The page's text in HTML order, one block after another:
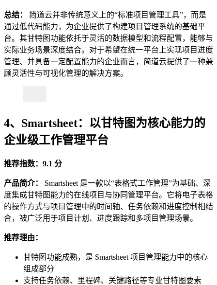
总结：
简道云并非传统意义上的“标准项目管理工具”，而是
通过低代码能力，为企业提供了构建项目管理系统的基础平
台。其甘特图功能依托于灵活的数据模型和流程配置，能够与
实际业务场景深度结合。对于希望在统一平台上实现项目进度
管理、并具备一定配置能力的企业而言，简道云提供了一种兼
顾灵活性与可视化管理的解决方案。
4、Smartsheet：以甘特图为核心能力的
企业级工作管理平台
推荐指数：9.1 分
产品简介：
Smartsheet 是一款以“表格式工作管理”为基础、深
度集成甘特图能力的在线项目与协同管理平台。它将电子表格
的操作方式与项目管理中的时间轴、任务依赖和进度控制相结
合，被广泛用于项目计划、进度跟踪和多项目管理场景。
推荐理由：
甘特图功能成熟，是 Smartsheet 项目管理能力中的核心
组成部分
支持任务依赖、里程碑、关键路径等专业甘特图要素